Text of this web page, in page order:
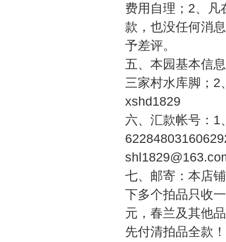
费用自理；2、凡
款，也没任何消
予差评。
五、本园基本信
三家村水库脚；
xshd1829
六、汇款帐号：1
七、邮寄：本店
下多个拍品只收
元，春兰及其他
先付清拍品全款